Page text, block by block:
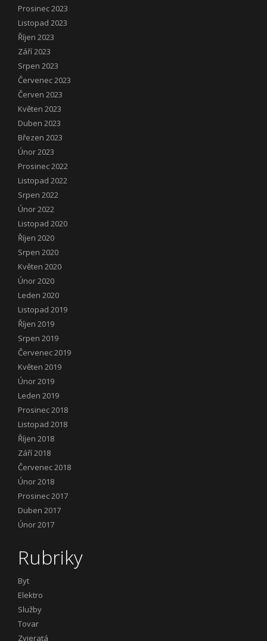
Prosinec 2023
Listopad 2023
Říjen 2023
Září 2023
Srpen 2023
Červenec 2023
Červen 2023
Květen 2023
Duben 2023
Březen 2023
Únor 2023
Prosinec 2022
Listopad 2022
Srpen 2022
Únor 2022
Listopad 2020
Říjen 2020
Srpen 2020
Květen 2020
Únor 2020
Leden 2020
Listopad 2019
Říjen 2019
Srpen 2019
Červenec 2019
Květen 2019
Únor 2019
Leden 2019
Prosinec 2018
Listopad 2018
Říjen 2018
Září 2018
Červenec 2018
Únor 2018
Prosinec 2017
Duben 2017
Únor 2017
Rubriky
Byt
Elektro
Služby
Tovar
Zvieratá